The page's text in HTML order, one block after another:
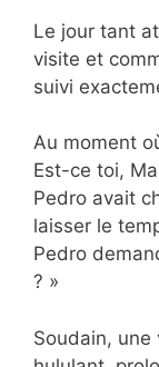
Le jour tant
visite et
suivi
Au moment
Est-ce toi,
Pedro avait
laisser le
Pedro
? »
Soudain, une